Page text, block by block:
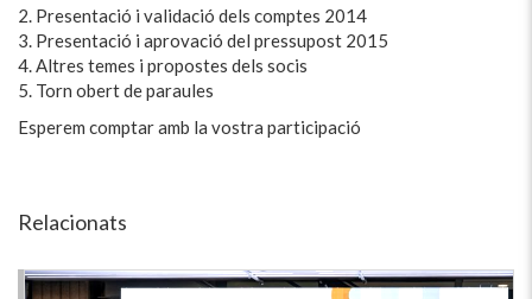
2. Presentació i validació dels comptes 2014
3. Presentació i aprovació del pressupost 2015
4. Altres temes i propostes dels socis
5. Torn obert de paraules
Esperem comptar amb la vostra participació
Relacionats